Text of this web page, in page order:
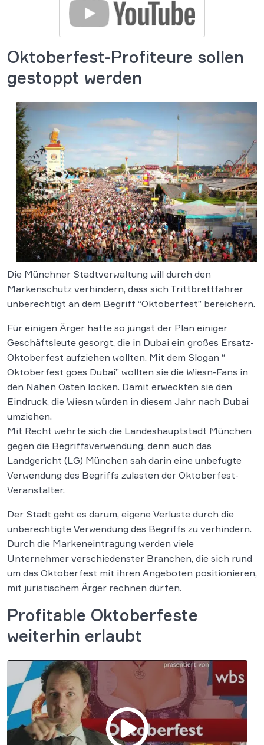
Oktoberfest-Profiteure sollen
gestoppt werden
Die Münchner Stadtverwaltung will durch den
Markenschutz verhindern, dass sich Trittbrettfahrer
unberechtigt an dem Begriff “Oktoberfest” bereichern.
Für einigen Ärger hatte so jüngst der Plan einiger
Geschäftsleute gesorgt, die in Dubai ein großes Ersatz-
Oktoberfest aufziehen wollten. Mit dem Slogan “
Oktoberfest goes Dubai” wollten sie die Wiesn-Fans in
den Nahen Osten locken. Damit erweckten sie den
Eindruck, die Wiesn würden in diesem Jahr nach Dubai
umziehen.
Mit Recht wehrte sich die Landeshauptstadt München
gegen die Begriffsverwendung, denn auch das
Landgericht (LG) München sah darin eine unbefugte
Verwendung des Begriffs zulasten der Oktoberfest-
Veranstalter.
Der Stadt geht es darum, eigene Verluste durch die
unberechtigte Verwendung des Begriffs zu verhindern.
Durch die Markeneintragung werden viele
Unternehmer verschiedenster Branchen, die sich rund
um das Oktoberfest mit ihren Angeboten positionieren,
mit juristischem Ärger rechnen dürfen.
Profitable Oktoberfeste
weiterhin erlaubt